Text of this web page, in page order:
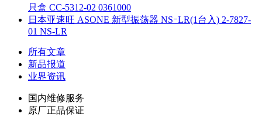
只盒 CC-5312-02 0361000
日本亚速旺 ASONE 新型振荡器 NSｰLR(1台入) 2-7827-
01 NS-LR
所有文章
新品报道
业界资讯
国内维修服务
原厂正品保证